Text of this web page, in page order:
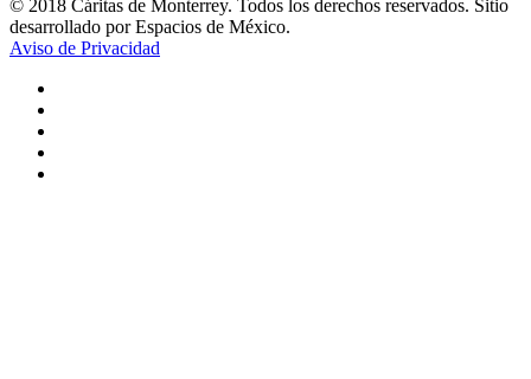
© 2018 Cáritas de Monterrey. Todos los derechos reservados. Sitio
desarrollado por Espacios de México.
Aviso de Privacidad